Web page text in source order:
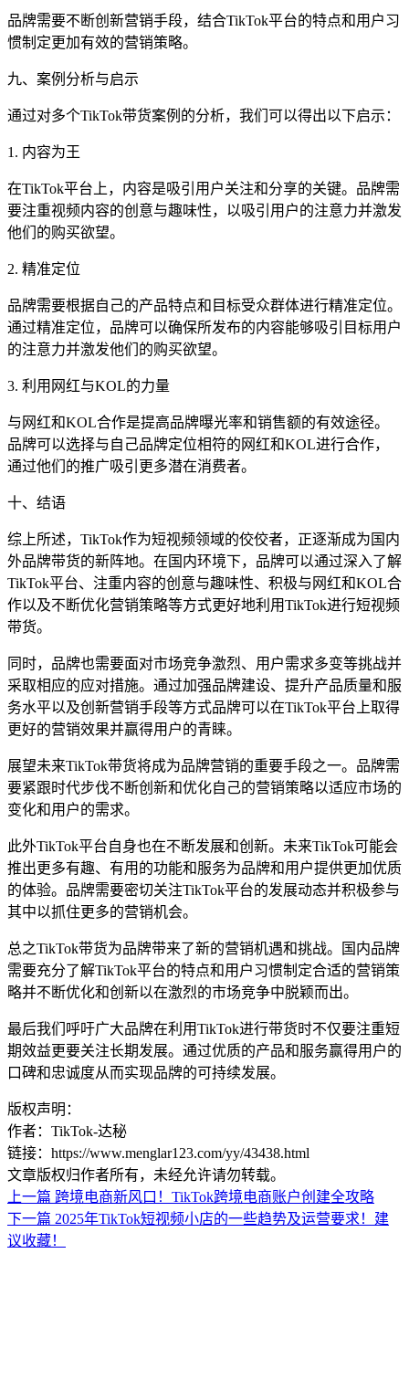
品牌需要不断创新营销手段，结合TikTok平台的特点和用户习
惯制定更加有效的营销策略。
九、案例分析与启示
通过对多个TikTok带货案例的分析，我们可以得出以下启示：
1. 内容为王
在TikTok平台上，内容是吸引用户关注和分享的关键。品牌需
要注重视频内容的创意与趣味性，以吸引用户的注意力并激发
他们的购买欲望。
2. 精准定位
品牌需要根据自己的产品特点和目标受众群体进行精准定位。
通过精准定位，品牌可以确保所发布的内容能够吸引目标用户
的注意力并激发他们的购买欲望。
3. 利用网红与KOL的力量
与网红和KOL合作是提高品牌曝光率和销售额的有效途径。
品牌可以选择与自己品牌定位相符的网红和KOL进行合作，
通过他们的推广吸引更多潜在消费者。
十、结语
综上所述，TikTok作为短视频领域的佼佼者，正逐渐成为国内
外品牌带货的新阵地。在国内环境下，品牌可以通过深入了解
TikTok平台、注重内容的创意与趣味性、积极与网红和KOL合
作以及不断优化营销策略等方式更好地利用TikTok进行短视频
带货。
同时，品牌也需要面对市场竞争激烈、用户需求多变等挑战并
采取相应的应对措施。通过加强品牌建设、提升产品质量和服
务水平以及创新营销手段等方式品牌可以在TikTok平台上取得
更好的营销效果并赢得用户的青睐。
展望未来TikTok带货将成为品牌营销的重要手段之一。品牌需
要紧跟时代步伐不断创新和优化自己的营销策略以适应市场的
变化和用户的需求。
此外TikTok平台自身也在不断发展和创新。未来TikTok可能会
推出更多有趣、有用的功能和服务为品牌和用户提供更加优质
的体验。品牌需要密切关注TikTok平台的发展动态并积极参与
其中以抓住更多的营销机会。
总之TikTok带货为品牌带来了新的营销机遇和挑战。国内品牌
需要充分了解TikTok平台的特点和用户习惯制定合适的营销策
略并不断优化和创新以在激烈的市场竞争中脱颖而出。
最后我们呼吁广大品牌在利用TikTok进行带货时不仅要注重短
期效益更要关注长期发展。通过优质的产品和服务赢得用户的
口碑和忠诚度从而实现品牌的可持续发展。
版权声明：
作者：TikTok-达秘
链接：https://www.menglar123.com/yy/43438.html
文章版权归作者所有，未经允许请勿转载。
上一篇 跨境电商新风口！TikTok跨境电商账户创建全攻略
下一篇 2025年TikTok短视频小店的一些趋势及运营要求！建
议收藏！